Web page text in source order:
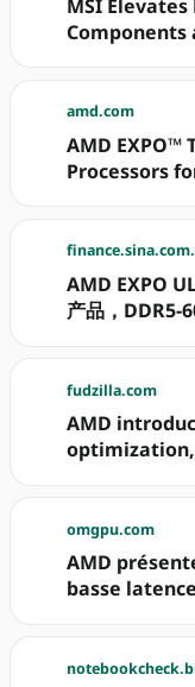
MSI
Components
amd.com
AMD EXPO™
Processors
AMD EXPO
产品，DDR5-
fudzilla.com
AMD
omgpu.com
AMD
basse